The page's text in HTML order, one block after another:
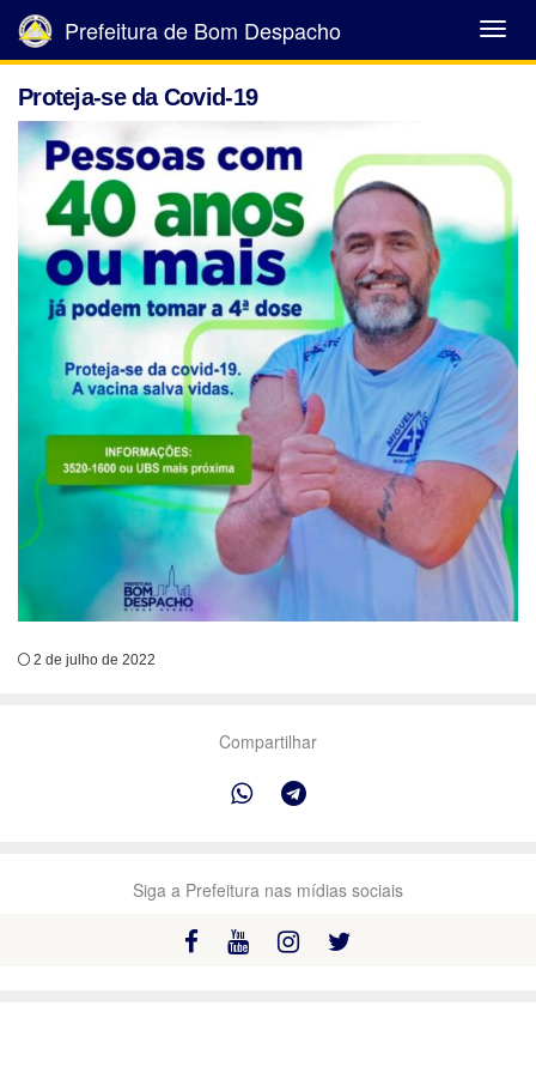
Abrir
Menu
Prefeitura de Bom Despacho
Proteja-se da Covid-19
2 de julho de 2022
Compartilhar
Siga a Prefeitura nas mídias sociais